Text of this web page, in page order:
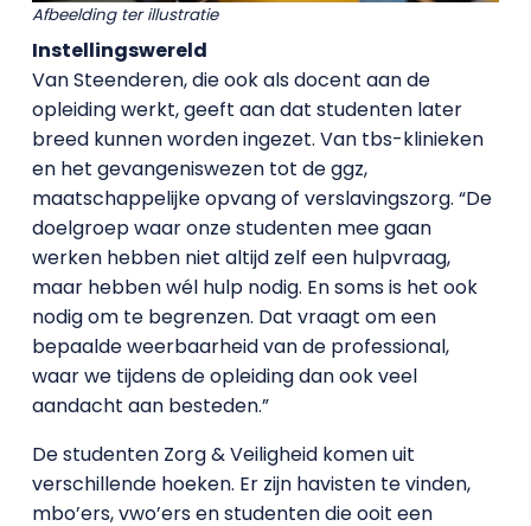
Afbeelding ter illustratie
Instellingswereld
Van Steenderen, die ook als docent aan de
opleiding werkt, geeft aan dat studenten later
breed kunnen worden ingezet. Van tbs-klinieken
en het gevangeniswezen tot de ggz,
maatschappelijke opvang of verslavingszorg. “De
doelgroep waar onze studenten mee gaan
werken hebben niet altijd zelf een hulpvraag,
maar hebben wél hulp nodig. En soms is het ook
nodig om te begrenzen. Dat vraagt om een
bepaalde weerbaarheid van de professional,
waar we tijdens de opleiding dan ook veel
aandacht aan besteden.”
De studenten Zorg & Veiligheid komen uit
verschillende hoeken. Er zijn havisten te vinden,
mbo’ers, vwo’ers en studenten die ooit een